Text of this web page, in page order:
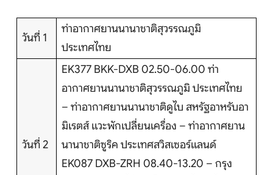
เรือเจ้าพระยา
บริการอื่นๆ
Search
วันที่ 1
ท่าอากาศยานนานาชาติสุวรรณภูมิ
ประเทศไทย
วันที่ 2
EK377 BKK-DXB 02.50-06.00 ท่า
อากาศยานนานาชาติสุวรรณภูมิ ประเทศไทย
– ท่าอากาศยานนานาชาติดูไบ สหรัฐอาหรับอา
มิเรตส์ แวะพักเปลี่ยนเครื่อง – ท่าอากาศยาน
นานาชาติซูริค ประเทศสวิสเซอร์แลนด์
EK087 DXB-ZRH 08.40-13.20 – กรุง